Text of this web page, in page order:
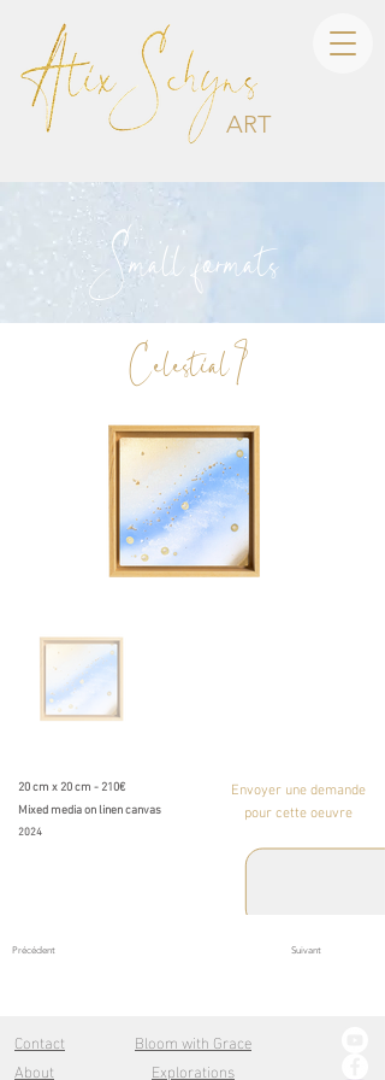
ART
Small formats
Celestial I
20 cm x 20 cm - 210€
Mixed media on linen canvas
2024
Envoyer une demande
pour cette oeuvre
Précédent Suivant
Contact
About
Bloom with Grace
Explorations